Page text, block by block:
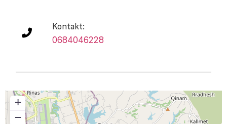
Kontakt:
0684046228
+
−